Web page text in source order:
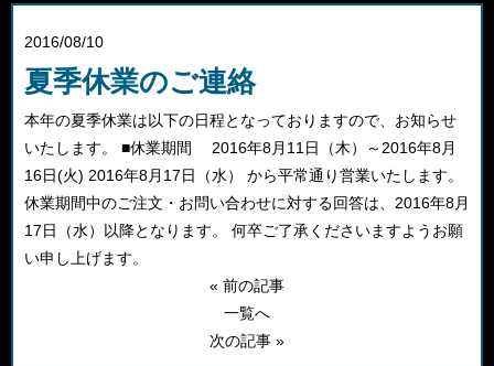
2016/08/10
夏季休業のご連絡
本年の夏季休業は以下の日程となっておりますので、お知らせ
いたします。 ■休業期間 2016年8月11日（木）～2016年8月
16日(火) 2016年8月17日（水） から平常通り営業いたします。
休業期間中のご注文・お問い合わせに対する回答は、2016年8月
17日（水）以降となります。 何卒ご了承くださいますようお願
い申し上げます。
« 前の記事
一覧へ
次の記事 »